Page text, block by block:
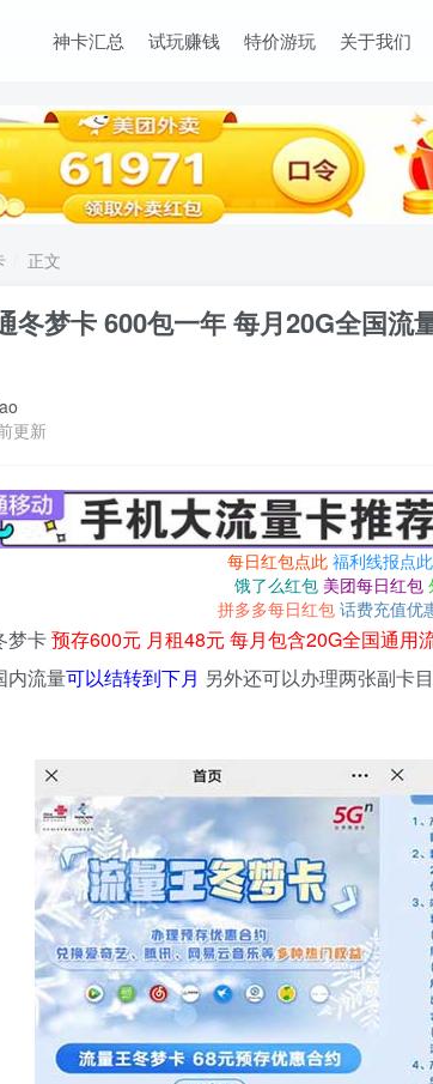
神卡汇总 试玩赚钱 特价游玩 关于我们
正文
冬梦卡 600包一年 每月20G全国流
更新
每日红包点此 福利线报点此
饿了么红包 美团每日红包
拼多多每日红包 话费充值优
梦卡预存600元 月租48元 每月包含20G全国通用
内流量可以结转到下月 另外还可以办理两张副卡